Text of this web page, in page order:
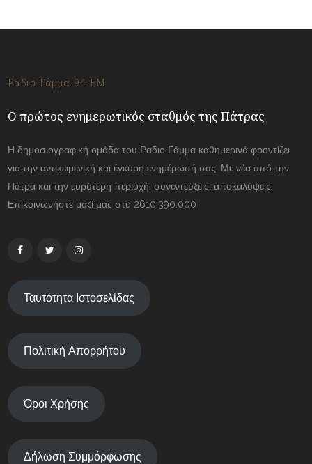
Ράδιο Γάμμα 94 FM
Ο πρώτος ενημερωτικός σταθμός της Πάτρας
Η δημοσιογραφική ομάδα του Ραδιο Γάμμα καθημερινά φροντίζει
για την αντικειμενική και έγκυρη ενημέρωσή σας. Με νέα από την
Πάτρα και την ευρύτερη περιοχή, συνεντεύξεις, αποκαλύψεις.
Επικοινωνήστε μαζί μας στο 2610.390.000
Ταυτότητα Ιστοσελίδας
Πολιτική Απορρήτου
Όροι Χρήσης
Δήλωση Συμμόρφωσης